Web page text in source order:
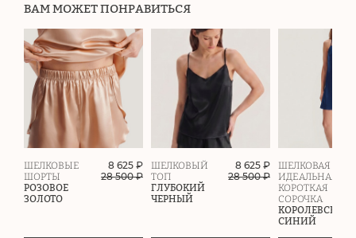
ВАМ МОЖЕТ ПОНРАВИТЬСЯ
ШЕЛКОВЫЕ
ШОРТЫ
РОЗОВОЕ
ЗОЛОТО
8 625 ₽
28 500₽
ШЕЛКОВЫЙ
ТОП
ГЛУБОКИЙ
ЧЕРНЫЙ
8 625 ₽
28 500₽
ШЕЛКОВАЯ
ИДЕАЛЬНАЯ
КОРОТКАЯ
СОРОЧКА
КОРОЛЕВСКИЙ
СИНИЙ